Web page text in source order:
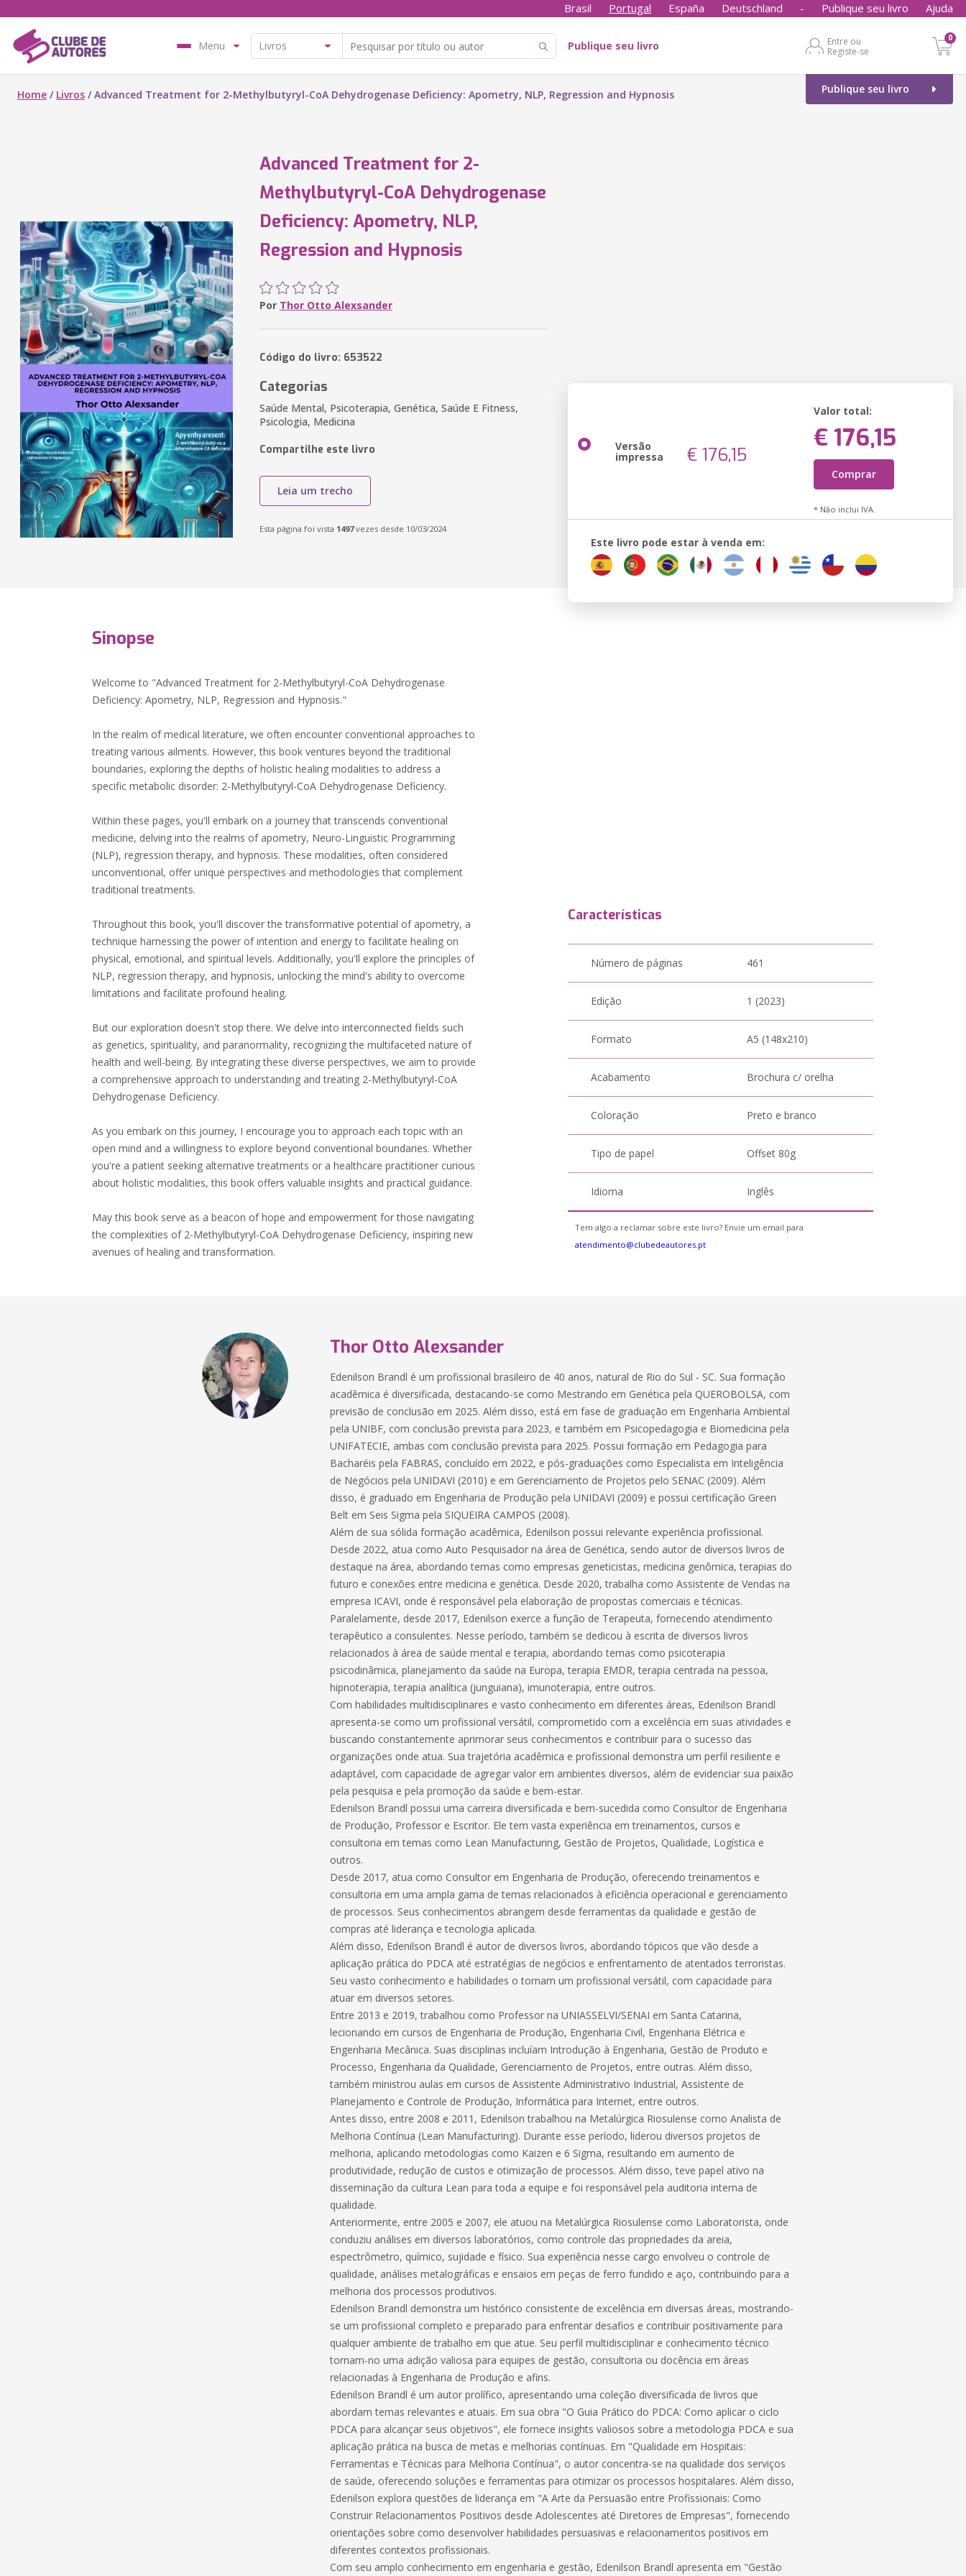
Brasil Portugal España Deutschland - Publique seu livro Ajuda
Menu Publique seu livro
Entre ou
Registe-se
0
Publique seu livro
Home / Livros /Advanced Treatment for 2-Methylbutyryl-CoA Dehydrogenase Deficiency: Apometry, NLP, Regression and Hypnosis
Advanced Treatment for 2-
Methylbutyryl-CoA Dehydrogenase
Deficiency: Apometry, NLP,
Regression and Hypnosis
Por Thor Otto Alexsander
Código do livro: 653522
Categorias
Saúde Mental, Psicoterapia, Genética, Saúde E Fitness,
Psicologia, Medicina
Compartilhe este livro
Leia um trecho
Esta página foi vista 1497vezes desde 10/03/2024
Versão
impressa € 176,15
Valor total:
€ 176,15
Comprar
* Não inclui IVA.
Este livro pode estar à venda em:
Sinopse
Welcome to "Advanced Treatment for 2-Methylbutyryl-CoA Dehydrogenase
Deficiency: Apometry, NLP, Regression and Hypnosis."
In the realm of medical literature, we often encounter conventional approaches to
treating various ailments. However, this book ventures beyond the traditional
boundaries, exploring the depths of holistic healing modalities to address a
specific metabolic disorder: 2-Methylbutyryl-CoA Dehydrogenase Deficiency.
Within these pages, you'll embark on a journey that transcends conventional
medicine, delving into the realms of apometry, Neuro-Linguistic Programming
(NLP), regression therapy, and hypnosis. These modalities, often considered
unconventional, offer unique perspectives and methodologies that complement
traditional treatments.
Throughout this book, you'll discover the transformative potential of apometry, a
technique harnessing the power of intention and energy to facilitate healing on
physical, emotional, and spiritual levels. Additionally, you'll explore the principles of
NLP, regression therapy, and hypnosis, unlocking the mind's ability to overcome
limitations and facilitate profound healing.
But our exploration doesn't stop there. We delve into interconnected fields such
as genetics, spirituality, and paranormality, recognizing the multifaceted nature of
health and well-being. By integrating these diverse perspectives, we aim to provide
a comprehensive approach to understanding and treating 2-Methylbutyryl-CoA
Dehydrogenase Deficiency.
As you embark on this journey, I encourage you to approach each topic with an
open mind and a willingness to explore beyond conventional boundaries. Whether
you're a patient seeking alternative treatments or a healthcare practitioner curious
about holistic modalities, this book offers valuable insights and practical guidance.
May this book serve as a beacon of hope and empowerment for those navigating
the complexities of 2-Methylbutyryl-CoA Dehydrogenase Deficiency, inspiring new
avenues of healing and transformation.
Características
Número de páginas 461
Edição 1 (2023)
Formato A5 (148x210)
Acabamento Brochura c/ orelha
Coloração Preto e branco
Tipo de papel Offset 80g
Idioma Inglês
Tem algo a reclamar sobre este livro? Envie um email para
atendimento@clubedeautores.pt
Thor Otto Alexsander
Edenilson Brandl é um profissional brasileiro de 40 anos, natural de Rio do Sul - SC. Sua formação
acadêmica é diversificada, destacando-se como Mestrando em Genética pela QUEROBOLSA, com
previsão de conclusão em 2025. Além disso, está em fase de graduação em Engenharia Ambiental
pela UNIBF, com conclusão prevista para 2023, e também em Psicopedagogia e Biomedicina pela
UNIFATECIE, ambas com conclusão prevista para 2025. Possui formação em Pedagogia para
Bacharéis pela FABRAS, concluído em 2022, e pós-graduações como Especialista em Inteligência
de Negócios pela UNIDAVI (2010) e em Gerenciamento de Projetos pelo SENAC (2009). Além
disso, é graduado em Engenharia de Produção pela UNIDAVI (2009) e possui certificação Green
Belt em Seis Sigma pela SIQUEIRA CAMPOS (2008).
Além de sua sólida formação acadêmica, Edenilson possui relevante experiência profissional.
Desde 2022, atua como Auto Pesquisador na área de Genética, sendo autor de diversos livros de
destaque na área, abordando temas como empresas geneticistas, medicina genômica, terapias do
futuro e conexões entre medicina e genética. Desde 2020, trabalha como Assistente de Vendas na
empresa ICAVI, onde é responsável pela elaboração de propostas comerciais e técnicas.
Paralelamente, desde 2017, Edenilson exerce a função de Terapeuta, fornecendo atendimento
terapêutico a consulentes. Nesse período, também se dedicou à escrita de diversos livros
relacionados à área de saúde mental e terapia, abordando temas como psicoterapia
psicodinâmica, planejamento da saúde na Europa, terapia EMDR, terapia centrada na pessoa,
hipnoterapia, terapia analítica (junguiana), imunoterapia, entre outros.
Com habilidades multidisciplinares e vasto conhecimento em diferentes áreas, Edenilson Brandl
apresenta-se como um profissional versátil, comprometido com a excelência em suas atividades e
buscando constantemente aprimorar seus conhecimentos e contribuir para o sucesso das
organizações onde atua. Sua trajetória acadêmica e profissional demonstra um perfil resiliente e
adaptável, com capacidade de agregar valor em ambientes diversos, além de evidenciar sua paixão
pela pesquisa e pela promoção da saúde e bem-estar.
Edenilson Brandl possui uma carreira diversificada e bem-sucedida como Consultor de Engenharia
de Produção, Professor e Escritor. Ele tem vasta experiência em treinamentos, cursos e
consultoria em temas como Lean Manufacturing, Gestão de Projetos, Qualidade, Logística e
outros.
Desde 2017, atua como Consultor em Engenharia de Produção, oferecendo treinamentos e
consultoria em uma ampla gama de temas relacionados à eficiência operacional e gerenciamento
de processos. Seus conhecimentos abrangem desde ferramentas da qualidade e gestão de
compras até liderança e tecnologia aplicada.
Além disso, Edenilson Brandl é autor de diversos livros, abordando tópicos que vão desde a
aplicação prática do PDCA até estratégias de negócios e enfrentamento de atentados terroristas.
Seu vasto conhecimento e habilidades o tornam um profissional versátil, com capacidade para
atuar em diversos setores.
Entre 2013 e 2019, trabalhou como Professor na UNIASSELVI/SENAI em Santa Catarina,
lecionando em cursos de Engenharia de Produção, Engenharia Civil, Engenharia Elétrica e
Engenharia Mecânica. Suas disciplinas incluíam Introdução à Engenharia, Gestão de Produto e
Processo, Engenharia da Qualidade, Gerenciamento de Projetos, entre outras. Além disso,
também ministrou aulas em cursos de Assistente Administrativo Industrial, Assistente de
Planejamento e Controle de Produção, Informática para Internet, entre outros.
Antes disso, entre 2008 e 2011, Edenilson trabalhou na Metalúrgica Riosulense como Analista de
Melhoria Contínua (Lean Manufacturing). Durante esse período, liderou diversos projetos de
melhoria, aplicando metodologias como Kaizen e 6 Sigma, resultando em aumento de
produtividade, redução de custos e otimização de processos. Além disso, teve papel ativo na
disseminação da cultura Lean para toda a equipe e foi responsável pela auditoria interna de
qualidade.
Anteriormente, entre 2005 e 2007, ele atuou na Metalúrgica Riosulense como Laboratorista, onde
conduziu análises em diversos laboratórios, como controle das propriedades da areia,
espectrômetro, químico, sujidade e físico. Sua experiência nesse cargo envolveu o controle de
qualidade, análises metalográficas e ensaios em peças de ferro fundido e aço, contribuindo para a
melhoria dos processos produtivos.
Edenilson Brandl demonstra um histórico consistente de excelência em diversas áreas, mostrando-
se um profissional completo e preparado para enfrentar desafios e contribuir positivamente para
qualquer ambiente de trabalho em que atue. Seu perfil multidisciplinar e conhecimento técnico
tornam-no uma adição valiosa para equipes de gestão, consultoria ou docência em áreas
relacionadas à Engenharia de Produção e afins.
Edenilson Brandl é um autor prolífico, apresentando uma coleção diversificada de livros que
abordam temas relevantes e atuais. Em sua obra "O Guia Prático do PDCA: Como aplicar o ciclo
PDCA para alcançar seus objetivos", ele fornece insights valiosos sobre a metodologia PDCA e sua
aplicação prática na busca de metas e melhorias contínuas. Em "Qualidade em Hospitais:
Ferramentas e Técnicas para Melhoria Contínua", o autor concentra-se na qualidade dos serviços
de saúde, oferecendo soluções e ferramentas para otimizar os processos hospitalares. Além disso,
Edenilson explora questões de liderança em "A Arte da Persuasão entre Profissionais: Como
Construir Relacionamentos Positivos desde Adolescentes até Diretores de Empresas", fornecendo
orientações sobre como desenvolver habilidades persuasivas e relacionamentos positivos em
diferentes contextos profissionais.
Com seu amplo conhecimento em engenharia e gestão, Edenilson Brandl apresenta em "Gestão